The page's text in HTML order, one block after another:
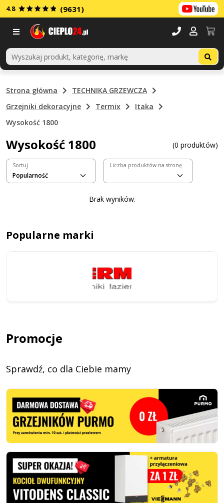
4.8 (9631)
Strona główna
TECHNIKA GRZEWCZA
Grzejniki dekoracyjne
Termix
Itaka
Wysokość 1800
Wysokość 1800 (0 produktów)
Sortuj Liczba produktów na stronę
Brak wyników.
Popularne marki
Promocje
Sprawdź, co dla Ciebie mamy